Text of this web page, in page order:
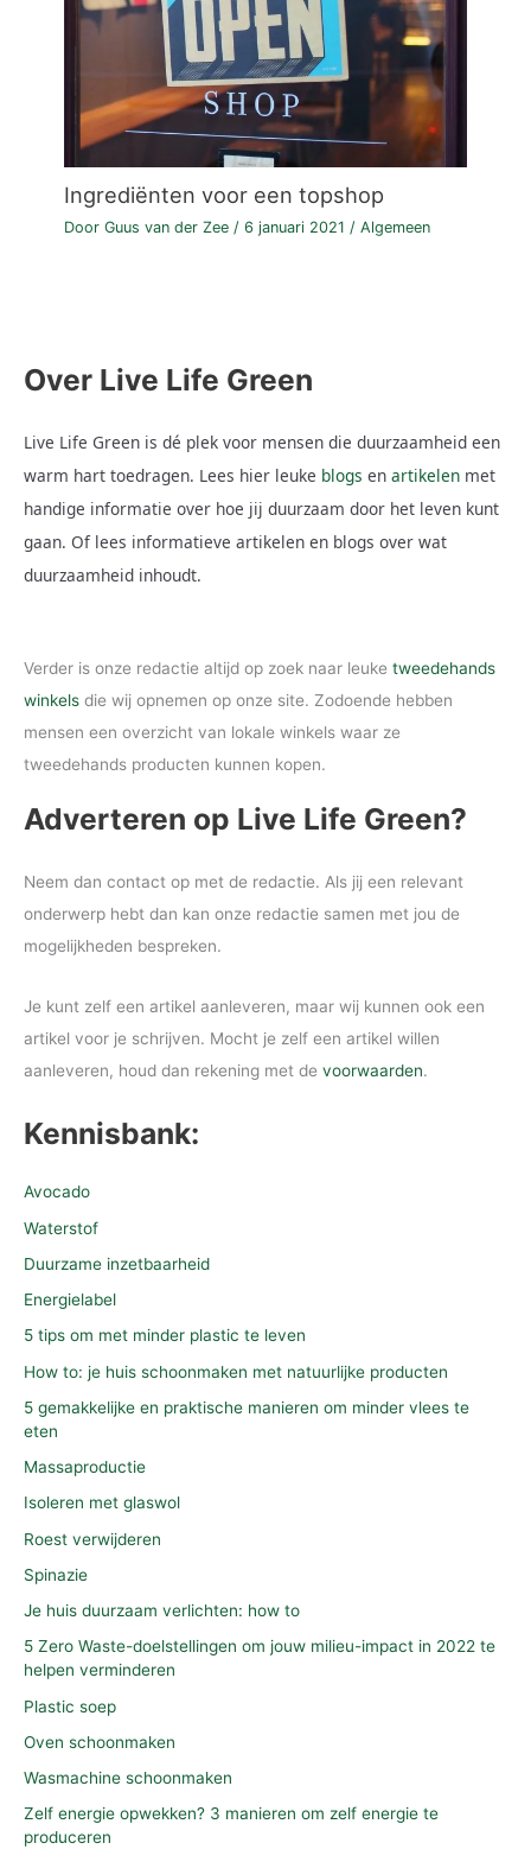
Ingrediënten voor een topshop
DoorGuus van der Zee/6 januari 2021/Algemeen
Over Live Life Green
Live Life Green is dé plek voor mensen die duurzaamheid een
warm hart toedragen. Lees hier leuke blogs en artikelen met
handige informatie over hoe jij duurzaam door het leven kunt
gaan. Of lees informatieve artikelen en blogs over wat
duurzaamheid inhoudt.
Verder is onze redactie altijd op zoek naar leuke tweedehands
winkels die wij opnemen op onze site. Zodoende hebben
mensen een overzicht van lokale winkels waar ze
tweedehands producten kunnen kopen.
Adverteren op Live Life Green?
Neem dan contact op met de redactie. Als jij een relevant
onderwerp hebt dan kan onze redactie samen met jou de
mogelijkheden bespreken.
Je kunt zelf een artikel aanleveren, maar wij kunnen ook een
artikel voor je schrijven. Mocht je zelf een artikel willen
aanleveren, houd dan rekening met de voorwaarden.
Kennisbank:
Avocado
Waterstof
Duurzame inzetbaarheid
Energielabel
5 tips om met minder plastic te leven
How to: je huis schoonmaken met natuurlijke producten
5 gemakkelijke en praktische manieren om minder vlees te
eten
Massaproductie
Isoleren met glaswol
Roest verwijderen
Spinazie
Je huis duurzaam verlichten: how to
5 Zero Waste-doelstellingen om jouw milieu-impact in 2022 te
helpen verminderen
Plastic soep
Oven schoonmaken
Wasmachine schoonmaken
Zelf energie opwekken? 3 manieren om zelf energie te
produceren